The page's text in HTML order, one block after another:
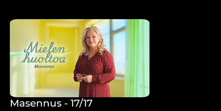
Masennus - 17/17